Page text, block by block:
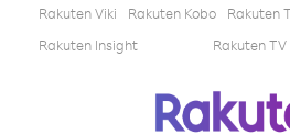
Rakuten Viki Rakuten Kobo Rakuten
Rakuten Insight
Rakuten TV